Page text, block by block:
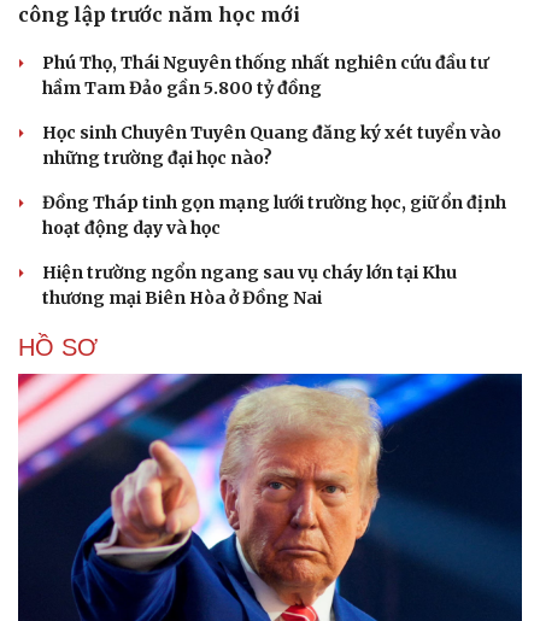
Văn hóa
Sân khấu - Điện ảnh
Âm nhạc
Di sản
Giải trí
Sao Việt
công lập trước năm học mới
Phú Thọ, Thái Nguyên thống nhất nghiên cứu đầu tư
hầm Tam Đảo gần 5.800 tỷ đồng
Học sinh Chuyên Tuyên Quang đăng ký xét tuyển vào
những trường đại học nào?
Đồng Tháp tinh gọn mạng lưới trường học, giữ ổn định
hoạt động dạy và học
Hiện trường ngổn ngang sau vụ cháy lớn tại Khu
thương mại Biên Hòa ở Đồng Nai
HỒ SƠ